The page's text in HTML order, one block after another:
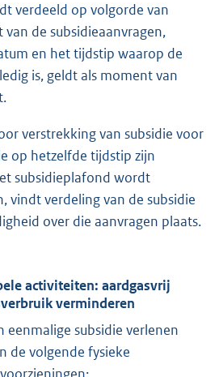
verdeeld op volgorde van
de subsidieaanvragen,
en het tijdstip waarop de
is, geldt als moment van
verstrekking van subsidie voor
op hetzelfde tijdstip zijn
subsidieplafond wordt
vindt verdeling van de subsidie
over die aanvragen plaats.
activiteiten: aardgasvrij
verminderen
eenmalige subsidie verlenen
de volgende fysieke